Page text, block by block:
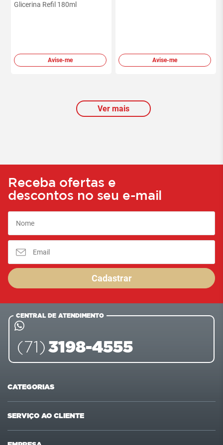
Glicerina Refil 180ml
Avise-me Avise-me
Ver mais
Receba ofertas e
descontos no seu e-mail
Cadastrar
CENTRAL DE ATENDIMENTO
(71) 3198-4555
CATEGORIAS
Carnes
Pet Shop
SERVIÇO AO CLIENTE